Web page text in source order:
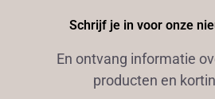
Schrijf je in voor onze
En ontvang informatie
producten en